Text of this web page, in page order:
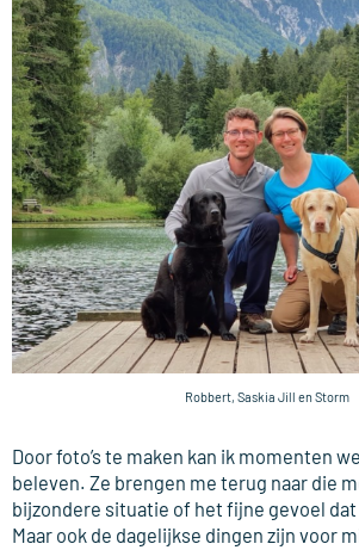
Door foto’s te maken kan ik momenten
beleven. Ze brengen me terug naar die
bijzondere situatie of het fijne gevoel dat
Maar ook de dagelijkse dingen zijn voor
Robbert, Saskia Jill en Storm